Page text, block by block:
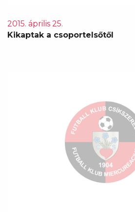
2015. április 25.
Kikaptak a csoportelsőtől